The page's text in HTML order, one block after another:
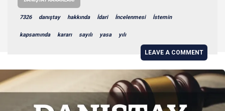
7326 danıştay hakkında İdari İncelenmesi İstemin
kapsamında kararı sayılı yasa yılı
LEAVE A COMMENT